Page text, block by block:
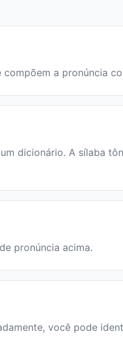
compõem a pronúncia
dicionário. A sílaba
pronúncia acima.
você pode